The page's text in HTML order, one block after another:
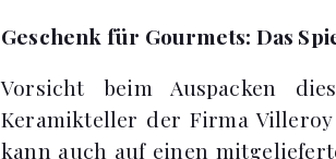
Geschenk für Gourmets: Das
Vorsicht beim Auspacken
Keramikteller der Firma
kann auch auf einen